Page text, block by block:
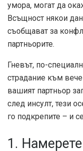
умора, могат да
Всъщност някои
съобщават за
партньорите.
Гневът, по-
страдание към
вашият партньор
след инсулт, тези
го подкрепите – и
1.